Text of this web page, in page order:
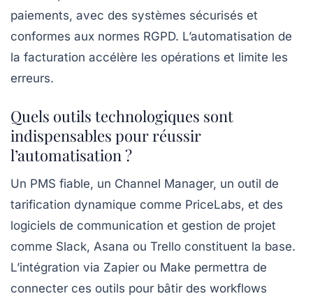
paiements, avec des systèmes sécurisés et
conformes aux normes RGPD. L’automatisation de
la facturation accélère les opérations et limite les
erreurs.
Quels outils technologiques sont
indispensables pour réussir
l’automatisation ?
Un PMS fiable, un Channel Manager, un outil de
tarification dynamique comme PriceLabs, et des
logiciels de communication et gestion de projet
comme Slack, Asana ou Trello constituent la base.
L’intégration via Zapier ou Make permettra de
connecter ces outils pour bâtir des workflows